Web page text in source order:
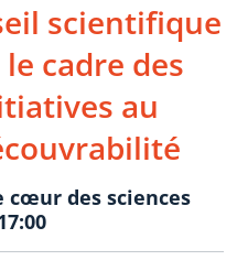
scientifique
le cadre des
au
cœur des sciences